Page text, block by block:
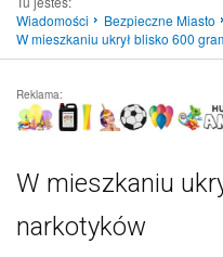
Wiadomości
Bezpieczne Miasto
W mieszkaniu ukrył blisko 600
Reklama:
W mieszkaniu
narkotyków